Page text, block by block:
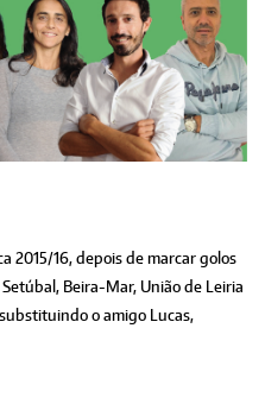
2015/16, depois de marcar golos
Beira-Mar, União de Leiria
o amigo Lucas,